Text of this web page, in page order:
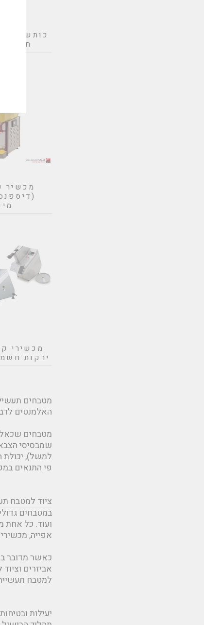
כותש
חשמלי
מכשיר
מכשירי
ירקות
מטבחים
האלמנטים
מטבחים שכאלו
שמבסיסי
למשל), יכולת
פי התנאים
ציוד למטבח
במטבחים
ועוד. כל אחת
אפייה,
כאשר מדובר
אביזרים
למטבח
יעילות